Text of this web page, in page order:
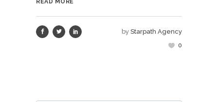
READ MORE
by Starpath Agency
0